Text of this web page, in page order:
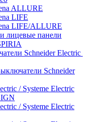
ALLURE
LIFE
LIFE/ALLURE
лицевые панели
Schneider Electric
Schneider
/ Systeme Electric
/ Systeme Electric